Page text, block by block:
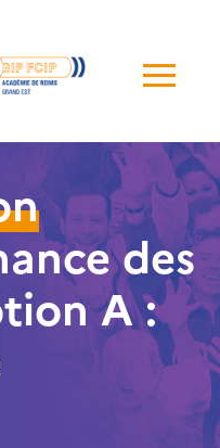
de
des
A :